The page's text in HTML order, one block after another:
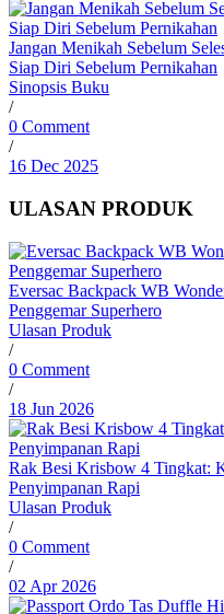
Jangan Menikah Sebelum
Siap Diri Sebelum Pernikahan
Sinopsis Buku
/
0 Comment
/
16 Dec 2025
ULASAN PRODUK
Eversac Backpack WB
Penggemar Superhero
Ulasan Produk
/
0 Comment
/
18 Jun 2026
Rak Besi Krisbow 4 Tingkat:
Penyimpanan Rapi
Ulasan Produk
/
0 Comment
/
02 Apr 2026